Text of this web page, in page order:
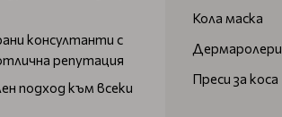
консултанти с
репутация
подход към всеки
Кола маска
Дермаролери
Преси за коса